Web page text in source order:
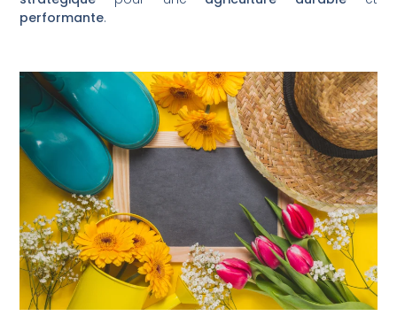
performante.